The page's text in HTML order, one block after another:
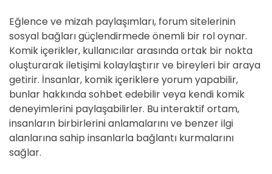
Eğlence ve mizah paylaşımları, forum sitelerinin
sosyal bağları güçlendirmede önemli bir rol oynar.
Komik içerikler, kullanıcılar arasında ortak bir nokta
oluşturarak iletişimi kolaylaştırır ve bireyleri bir araya
getirir. İnsanlar, komik içeriklere yorum yapabilir,
bunlar hakkında sohbet edebilir veya kendi komik
deneyimlerini paylaşabilirler. Bu interaktif ortam,
insanların birbirlerini anlamalarını ve benzer ilgi
alanlarına sahip insanlarla bağlantı kurmalarını
sağlar.